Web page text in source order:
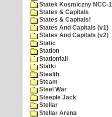
Statek Kosmiczny NCC-
States & Capitals
States & Capitals!
States And Capitals (v1)
States And Capitals (v2)
Static
Station
Stationfall
Statki
Stealth
Steam
Steel War
Steeple Jack
Stellar
Stellar Arena